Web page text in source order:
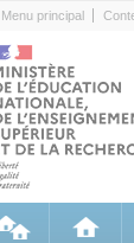
Menu principal